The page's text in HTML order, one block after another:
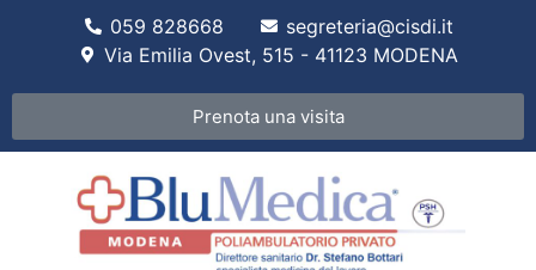
059 828668
segreteria@cisdi.it
Via Emilia Ovest, 515 - 41123 MODENA
Prenota una visita